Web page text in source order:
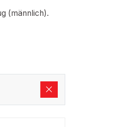
(männlich).